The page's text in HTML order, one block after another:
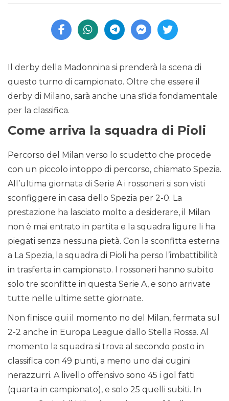
Il derby della Madonnina si prenderà la scena di
questo turno di campionato. Oltre che essere il
derby di Milano, sarà anche una sfida fondamentale
per la classifica.
Come arriva la squadra di Pioli
Percorso del Milan verso lo scudetto che procede
con un piccolo intoppo di percorso, chiamato Spezia.
All’ultima giornata di Serie A i rossoneri si son visti
sconfiggere in casa dello Spezia per 2-0. La
prestazione ha lasciato molto a desiderare, il Milan
non è mai entrato in partita e la squadra ligure li ha
piegati senza nessuna pietà. Con la sconfitta esterna
a La Spezia, la squadra di Pioli ha perso l’imbattibilità
in trasferta in campionato. I rossoneri hanno subìto
solo tre sconfitte in questa Serie A, e sono arrivate
tutte nelle ultime sette giornate.
Non finisce qui il momento no del Milan, fermata sul
2-2 anche in Europa League dallo Stella Rossa. Al
momento la squadra si trova al secondo posto in
classifica con 49 punti, a meno uno dai cugini
nerazzurri. A livello offensivo sono 45 i gol fatti
(quarta in campionato), e solo 25 quelli subiti. In